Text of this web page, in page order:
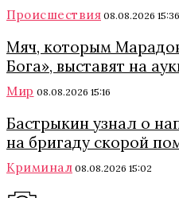
Происшествия 08.08.2026 15:36
Мяч, которым
Бога», выставят на
Мир 08.08.2026 15:16
Бастрыкин узнал о
на бригаду скорой
Криминал 08.08.2026 15:02